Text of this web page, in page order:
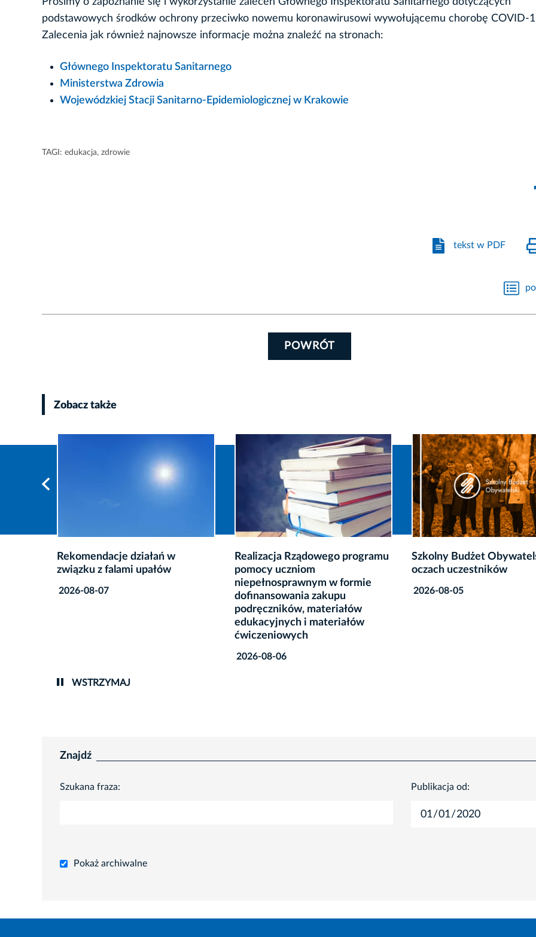
podstawowych środków ochrony przeciwko nowemu koronawirusowi wywołującemu chorobę COVID-
Zalecenia jak również najnowsze informacje można znaleźć na stronach:
Głównego Inspektoratu Sanitarnego
Ministerstwa Zdrowia
Wojewódzkiej Stacji Sanitarno-Epidemiologicznej w Krakowie
TAGI: edukacja, zdrowie
tekst w PDF
POWRÓT
Zobacz także
Realizacja Rządowego programu
pomocy uczniom
dofinansowania zakupu
Szkolny Budżet Obywatelski w
oczach uczestników
2026-08-05
„Kraków - oddam za
spotka się na żywo. 8
#SZUKAM #DZIAŁAM
WSTRZYMAJ
Znajdź
Szukana fraza: Publikacja od:
Pokaż archiwalne